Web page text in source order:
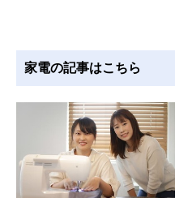
家電の記事はこちら